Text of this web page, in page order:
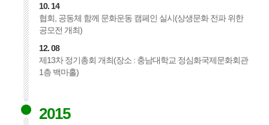
10. 14
협회, 공동체 함께 문화운동 캠페인 실시(상생문화 전파 위한
공모전 개최)
12. 08
제13차 정기총회 개최(장소 : 충남대학교 정심화국제문화회관
1층 백마홀)
2015